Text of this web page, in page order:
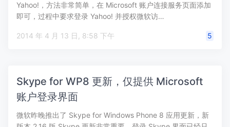
Yahoo!，方法非常简单，在 Microsoft 账户连接服务页面添加
即可，过程中要求登录 Yahoo! 并授权微软访…
2014 年 4 月 13 日, 8:58 下午 5
Skype for WP8 更新，仅提供 Microsoft
账户登录界面
微软昨晚推出了 Skype for Windows Phone 8 应用更新，新